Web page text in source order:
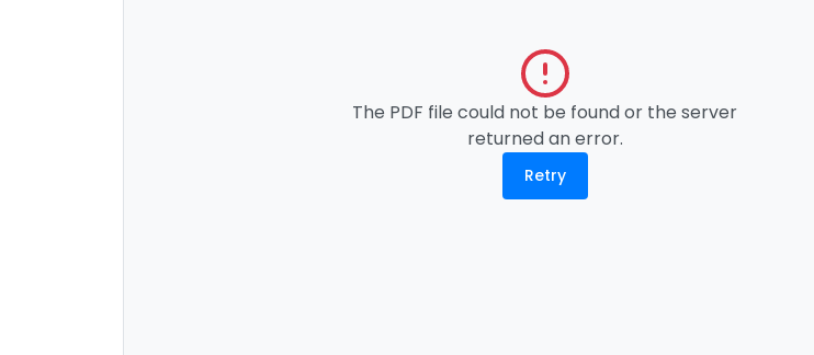
The PDF file could not be found or the server
returned an error.
Retry